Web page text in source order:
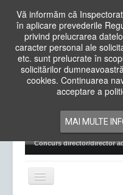
Vă informăm că
în aplicare prevederile
privind prelucrarea
caracter personal ale
etc. sunt prelucrate în
solicitărilor
cookies. Continuarea
acceptare a
MAI MULTE
Cauta
in
siteAcasa Cadre
Examene Naționale
Concurs director/director
Comută
navigarea